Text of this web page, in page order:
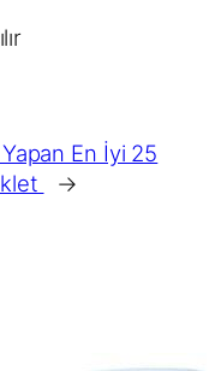
En İyi 25
→